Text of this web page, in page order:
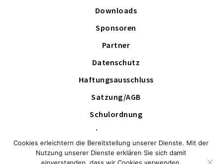
Downloads
Sponsoren
Partner
Datenschutz
Haftungsausschluss
Satzung/AGB
Schulordnung
Impressum
Schutzkonzept
Cookies erleichtern die Bereitstellung unserer Dienste. Mit der
Nutzung unserer Dienste erklären Sie sich damit